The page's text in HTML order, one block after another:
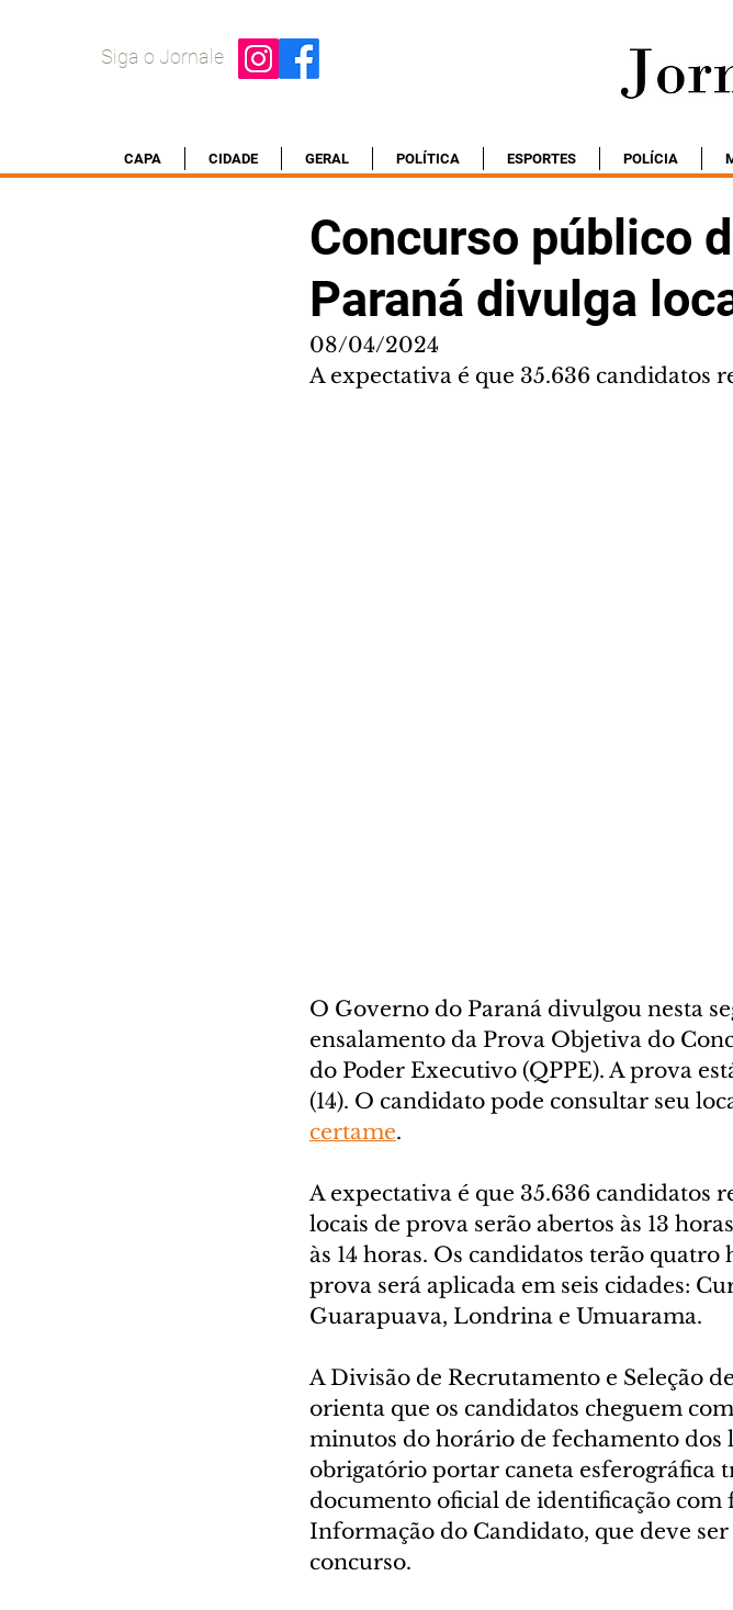
Siga o Jornale
CAPA CIDADE GERAL POLÍTICA ESPORTES POLÍCIA
Concurso público
Paraná divulga
08/04/2024
A expectativa é que 35.636 candidatos
O Governo do Paraná divulgou nesta
ensalamento da Prova Objetiva do
do Poder Executivo (QPPE). A prova
(14). O candidato pode consultar seu
certame.
A expectativa é que 35.636 candidatos
locais de prova serão abertos às 13
às 14 horas. Os candidatos terão
prova será aplicada em seis cidades:
Guarapuava, Londrina e Umuarama.
A Divisão de Recrutamento e Seleção
orienta que os candidatos cheguem
minutos do horário de fechamento dos
obrigatório portar caneta esferográfica
documento oficial de identificação com
Informação do Candidato, que deve
concurso.